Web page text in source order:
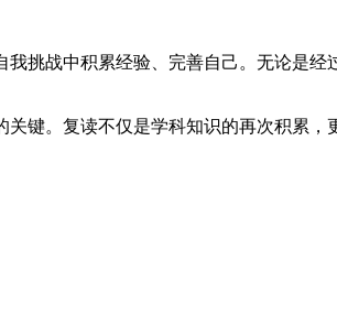
挑战中积累经验、完善自己。无论是
。复读不仅是学科知识的再次积累，